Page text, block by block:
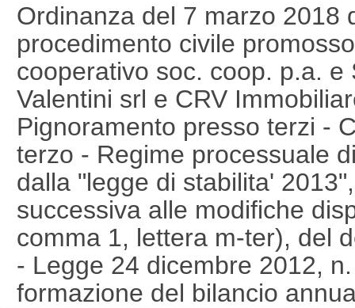
Ordinanza del 7 marzo 2018
procedimento civile
cooperativo soc. coop. p.a.
Valentini srl e CRV
Pignoramento presso terzi -
terzo - Regime processuale
dalla "legge di stabilita'
successiva alle modifiche
comma 1, lettera m-ter), del
- Legge 24 dicembre 2012,
formazione del bilancio